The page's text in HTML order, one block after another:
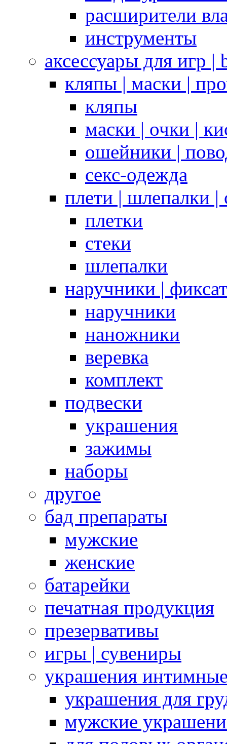
расширители
инструменты
аксессуары для игр |
кляпы | маски |
кляпы
маски | очки |
ошейники |
секс-одежда
плети | шлепалки |
плетки
стеки
шлепалки
наручники |
наручники
наножники
веревка
комплект
подвески
украшения
зажимы
наборы
другое
бад препараты
мужские
женские
батарейки
печатная продукция
презервативы
игры | сувениры
украшения
украшения для
мужские